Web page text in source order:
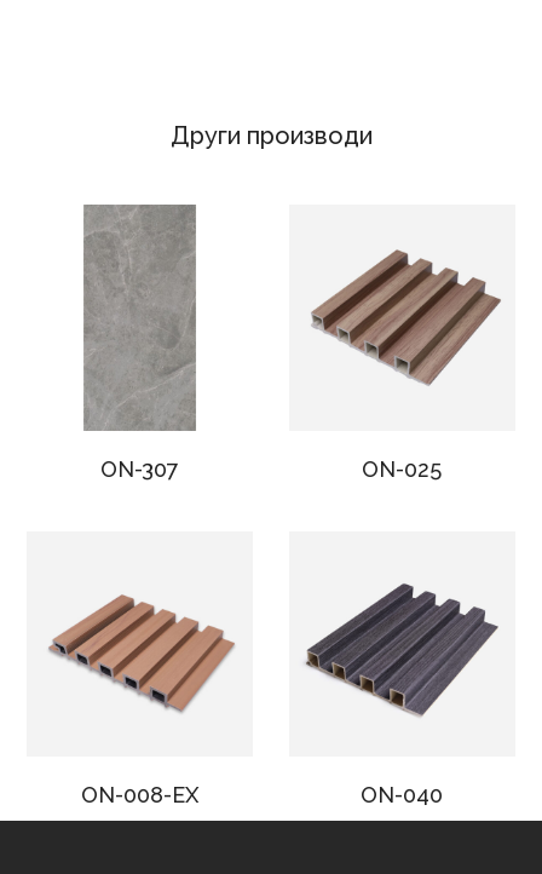
Други производи
ON-307 ON-025
ON-008-EX ON-040